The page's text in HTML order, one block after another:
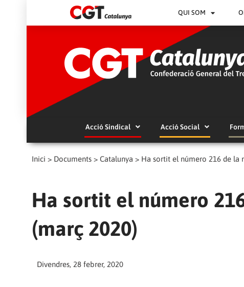
QUI SOM
Acció Sindical Acció Social
Inici > Documents > Catalunya > Ha sortit el número 216 de la
Ha sortit el número
(març 2020)
Divendres, 28 febrer, 2020